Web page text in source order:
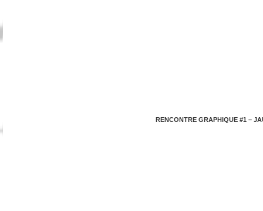
RENCONTRE GRAPHIQUE #1 –